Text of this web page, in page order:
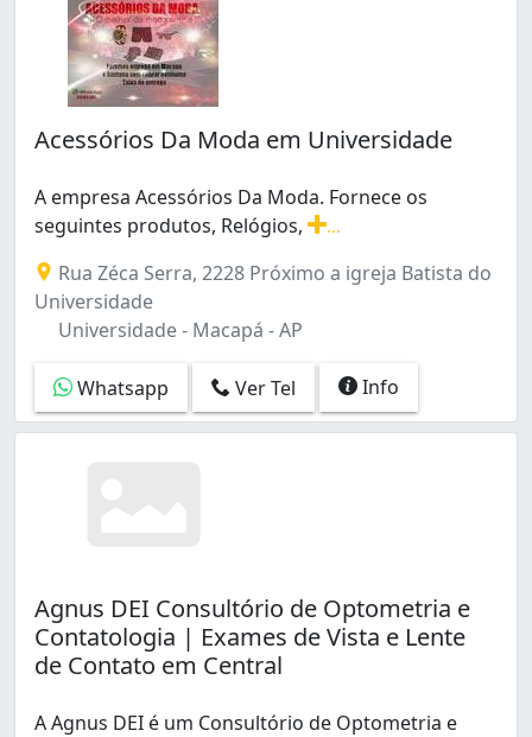
Acessórios Da Moda em Universidade
A empresa Acessórios Da Moda. Fornece os
seguintes produtos, Relógios,
Rua Zéca Serra, 2228 Próximo a igreja Batista do
Universidade
Universidade - Macapá - AP
Whatsapp Ver Tel Info
Agnus DEI Consultório de Optometria e
Contatologia | Exames de Vista e Lente
de Contato em Central
A Agnus DEI é um Consultório de Optometria e